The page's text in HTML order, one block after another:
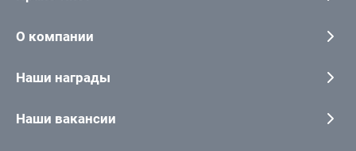
О компании
Наши награды
Наши вакансии